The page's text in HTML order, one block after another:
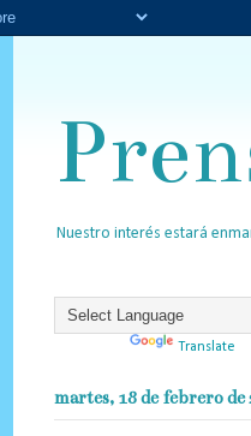
Nuestro interés estará
Translate
martes, 18 de febrero de